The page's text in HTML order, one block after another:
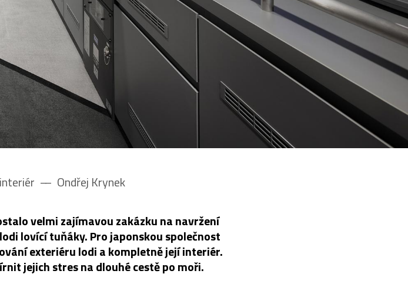
interiér –– Ondřej Krynek
velmi zajímavou zakázku na navržení
lovící tuňáky. Pro japonskou společnost
exteriéru lodi a kompletně její interiér.
jejich stres na dlouhé cestě po moři.